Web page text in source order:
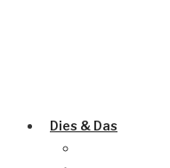
Dies & Das